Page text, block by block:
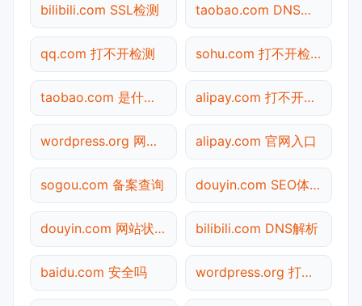
bilibili.com SSL检测 taobao.com DNS解析
qq.com 打不开检测 sohu.com 打不开检测
taobao.com 是什么网站 alipay.com 打不开检测
wordpress.org 网站状态 alipay.com 官网入口
sogou.com 备案查询 douyin.com SEO体检
douyin.com 网站状态 bilibili.com DNS解析
baidu.com 安全吗 wordpress.org 打不开检测